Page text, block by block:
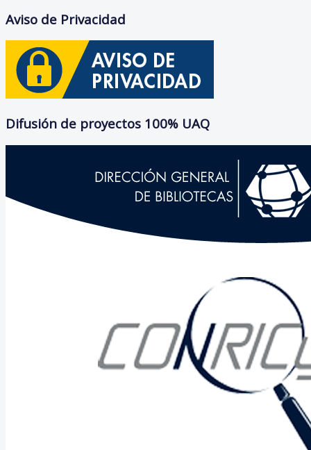
Aviso de Privacidad
Difusión de proyectos 100% UAQ